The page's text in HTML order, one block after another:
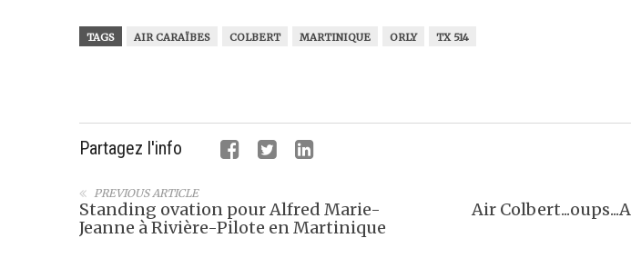
TAGS AIR CARAÏBES COLBERT MARTINIQUE ORLY TX 514
Partagez l'info
Air
PREVIOUS ARTICLE
Standing ovation pour Alfred Marie-
Jeanne à Rivière-Pilote en Martinique